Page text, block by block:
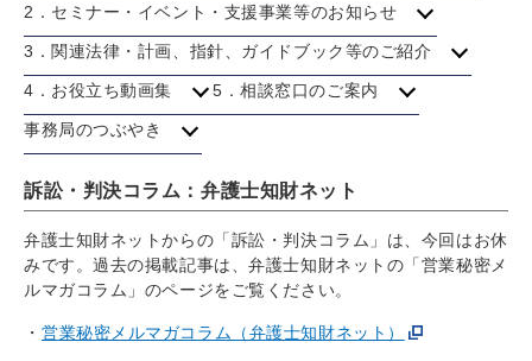
2．セミナー・イベント・支援事業等のお知らせ
3．関連法律・計画、指針、ガイドブック等のご紹介
4．お役立ち動画集 5．相談窓口のご案内
事務局のつぶやき
訴訟・判決コラム：弁護士知財ネット
弁護士知財ネットからの「訴訟・判決コラム」は、今回はお休
みです。過去の掲載記事は、弁護士知財ネットの「営業秘密メ
ルマガコラム」のページをご覧ください。
営業秘密メルマガコラム（弁護士知財ネット）